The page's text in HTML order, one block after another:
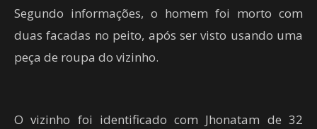
Segundo informações, o homem foi morto com
duas facadas no peito, após ser visto usando uma
peça de roupa do vizinho.
O vizinho foi identificado com Jhonatam de 32